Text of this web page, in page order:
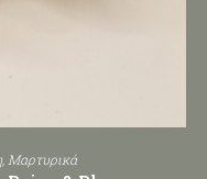
,Μαρτυρικά